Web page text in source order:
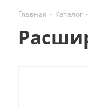
Главная - Каталог -